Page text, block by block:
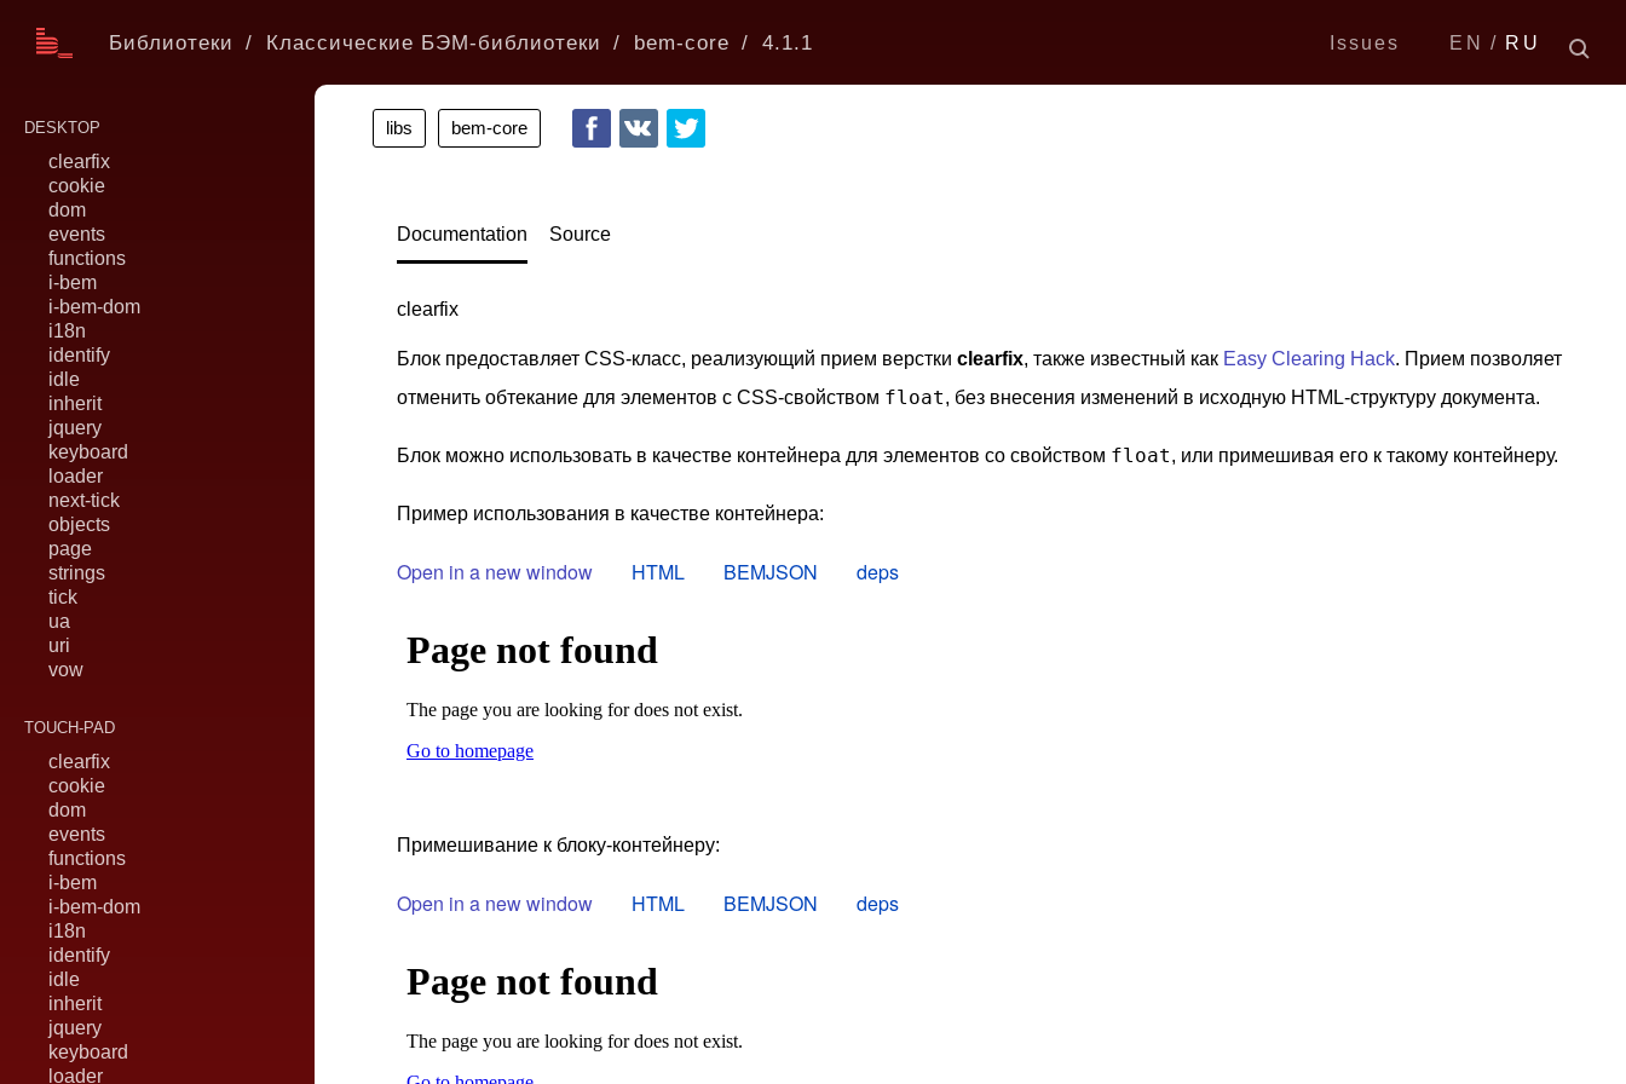
EN RU
Issues
Библиотеки Классические БЭМ-библиотеки bem-core 4.1.1
DESKTOP
clearfix
cookie
dom
events
functions
i-bem
i-bem-dom
i18n
identify
idle
inherit
jquery
keyboard
loader
next-tick
objects
page
strings
tick
ua
uri
vow
TOUCH-PAD
clearfix
cookie
dom
events
functions
i-bem
i-bem-dom
i18n
identify
idle
inherit
jquery
keyboard
loader
Documentation Source
clearfix
Блок предоставляет СSS-класс, реализующий прием верстки clearfix, также известный как Easy Clearing Hack. Прием позволяет
отменить обтекание для элементов с CSS-свойством float, без внесения изменений в исходную HTML-структуру документа.
Блок можно использовать в качестве контейнера для элементов со свойством float, или примешивая его к такому контейнеру.
Пример использования в качестве контейнера:
Open in a new window HTML BEMJSON deps
Примешивание к блоку-контейнеру:
Open in a new window HTML BEMJSON deps
libs bem-core